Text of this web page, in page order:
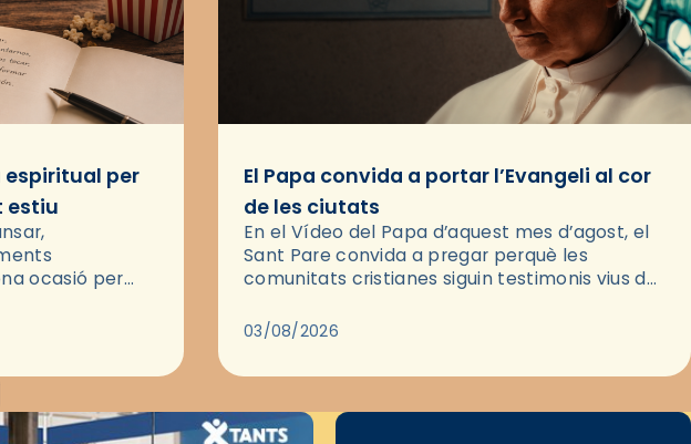
espiritual per
estiu
ocasió per
les…
El Papa convida a portar l’Evangeli al cor
de les ciutats
En el Vídeo del Papa d’aquest mes d’agost, el
Sant Pare convida a pregar perquè les
comunitats cristianes siguin testimonis vius de
pregària, el…
03/08/2026